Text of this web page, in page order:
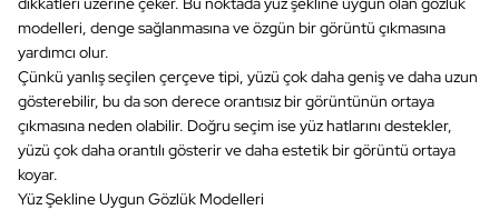
modelleri, denge sağlanmasına ve özgün bir görüntü çıkmasına
yardımcı olur.
Çünkü yanlış seçilen çerçeve tipi, yüzü çok daha geniş ve daha uzun
gösterebilir, bu da son derece orantısız bir görüntünün ortaya
çıkmasına neden olabilir. Doğru seçim ise yüz hatlarını destekler,
yüzü çok daha orantılı gösterir ve daha estetik bir görüntü ortaya
koyar.
Yüz Şekline Uygun Gözlük Modelleri